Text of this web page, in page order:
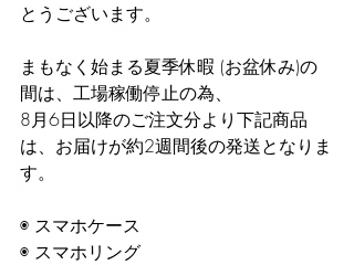
とうございます。
まもなく始まる夏季休暇 (お盆休み)の
間は、工場稼働停止の為、
8月6日以降のご注文分より下記商品
は、お届けが約2週間後の発送となりま
す。
◉ スマホケース
◉ スマホリング